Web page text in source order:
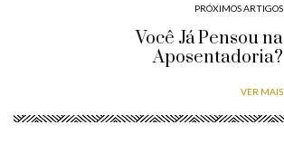
PRÓXIMOS ARTIGOS
Você Já Pensou na
Aposentadoria?
VER MAIS